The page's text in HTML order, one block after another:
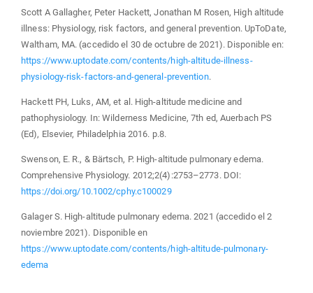
Scott A Gallagher, Peter Hackett, Jonathan M Rosen, High altitude
illness: Physiology, risk factors, and general prevention. UpToDate,
Waltham, MA. (accedido el 30 de octubre de 2021). Disponible en:
https://www.uptodate.com/contents/high-altitude-illness-
physiology-risk-factors-and-general-prevention.
Hackett PH, Luks, AM, et al. High-altitude medicine and
pathophysiology. In: Wilderness Medicine, 7th ed, Auerbach PS
(Ed), Elsevier, Philadelphia 2016. p.8.
Swenson, E. R., & Bärtsch, P. High-altitude pulmonary edema.
Comprehensive Physiology. 2012;2(4):2753–2773. DOI:
https://doi.org/10.1002/cphy.c100029
Galager S. High-altitude pulmonary edema. 2021 (accedido el 2
noviembre 2021). Disponible en
https://www.uptodate.com/contents/high-altitude-pulmonary-
edema